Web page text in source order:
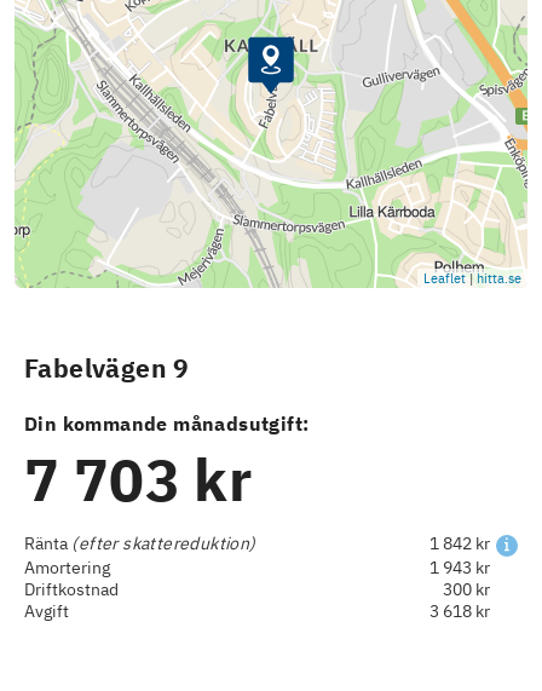
Leaflet | hitta.se
Fabelvägen 9
Din kommande månadsutgift:
7 703 kr
Ränta (efter skattereduktion)
1 842 kr
Amortering
1 943 kr
Driftkostnad
300 kr
Avgift
3 618 kr